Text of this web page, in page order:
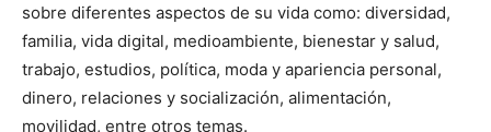
sobre diferentes aspectos de su vida como: diversidad,
familia, vida digital, medioambiente, bienestar y salud,
trabajo, estudios, política, moda y apariencia personal,
dinero, relaciones y socialización, alimentación,
movilidad, entre otros temas.